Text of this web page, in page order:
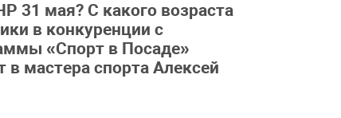
31 мая? С какого возраста
в конкуренции с
«Спорт в Посаде»
мастера спорта Алексей